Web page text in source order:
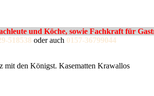
und Köche, sowie Fachkraft für
518538 oder auch 0157-36799044
mit den Königst. Kasematten Krawallos